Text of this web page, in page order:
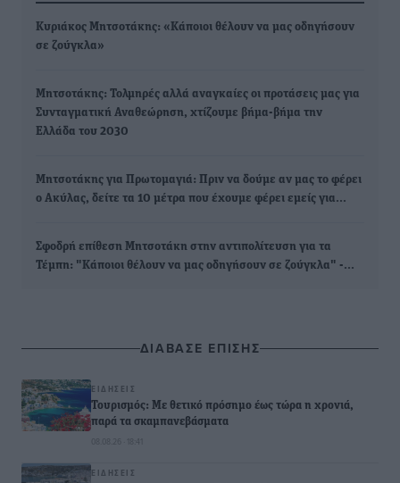
Κυριάκος Μητσοτάκης: «Κάποιοι θέλουν να μας οδηγήσουν
σε ζούγκλα»
Μητσοτάκης: Τολμηρές αλλά αναγκαίες οι προτάσεις μας για
Συνταγματική Αναθεώρηση, χτίζουμε βήμα-βήμα την
Ελλάδα του 2030
Μητσοτάκης για Πρωτομαγιά: Πριν να δούμε αν μας το φέρει
ο Ακύλας, δείτε τα 10 μέτρα που έχουμε φέρει εμείς για…
Σφοδρή επίθεση Μητσοτάκη στην αντιπολίτευση για τα
Τέμπη: "Κάποιοι θέλουν να μας οδηγήσουν σε ζούγκλα" -…
ΔΙΑΒΑΣΕ ΕΠΙΣΗΣ
ΕΙΔΉΣΕΙΣ
Τουρισμός: Με θετικό πρόσημο έως τώρα η χρονιά,
παρά τα σκαμπανεβάσματα
08.08.26 · 18:41
ΕΙΔΉΣΕΙΣ